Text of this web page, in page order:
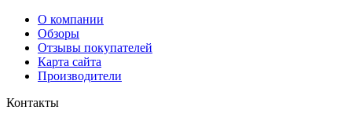
О компании
Обзоры
Отзывы покупателей
Карта сайта
Производители
Контакты